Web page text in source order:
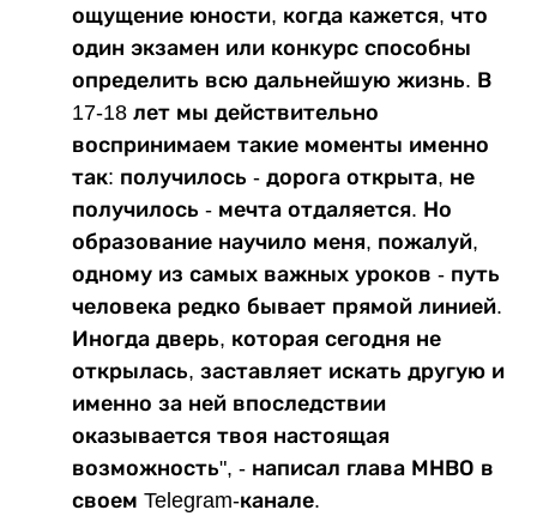
ощущение юности, когда кажется, что
один экзамен или конкурс способны
определить всю дальнейшую жизнь. В
17-18 лет мы действительно
воспринимаем такие моменты именно
так: получилось - дорога открыта, не
получилось - мечта отдаляется. Но
образование научило меня, пожалуй,
одному из самых важных уроков - путь
человека редко бывает прямой линией.
Иногда дверь, которая сегодня не
открылась, заставляет искать другую и
именно за ней впоследствии
оказывается твоя настоящая
возможность", - написал глава МНВО в
своем Telegram-канале.